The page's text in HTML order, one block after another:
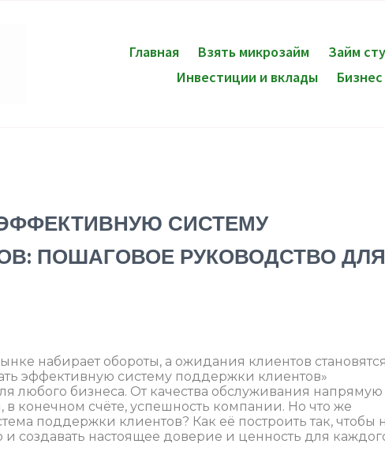
Главная Взять микрозайм
Займ
Инвестиции и вклады
Бизнес
СИСТЕМУ
ПОШАГОВОЕ РУКОВОДСТВО ДЛЯ
набирает обороты, а ожидания клиентов
эффективную систему поддержки клиентов»
любого бизнеса. От качества обслуживания напрямую
в конечном счёте, успешность компании. Но что же
поддержки клиентов? Как её построить так, чтобы
и создавать настоящее доверие и ценность для